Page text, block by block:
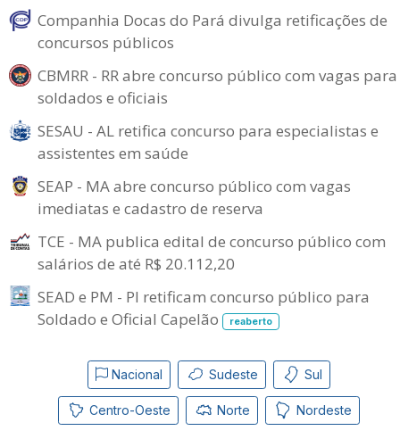
Companhia Docas do Pará divulga retificações de
concursos públicos
CBMRR - RR abre concurso público com vagas para
soldados e oficiais
SESAU - AL retifica concurso para especialistas e
assistentes em saúde
SEAP - MA abre concurso público com vagas
imediatas e cadastro de reserva
TCE - MA publica edital de concurso público com
salários de até R$ 20.112,20
SEAD e PM - PI retificam concurso público para
Soldado e Oficial Capelão
reaberto
Nacional Sudeste Sul
Centro-Oeste Norte Nordeste